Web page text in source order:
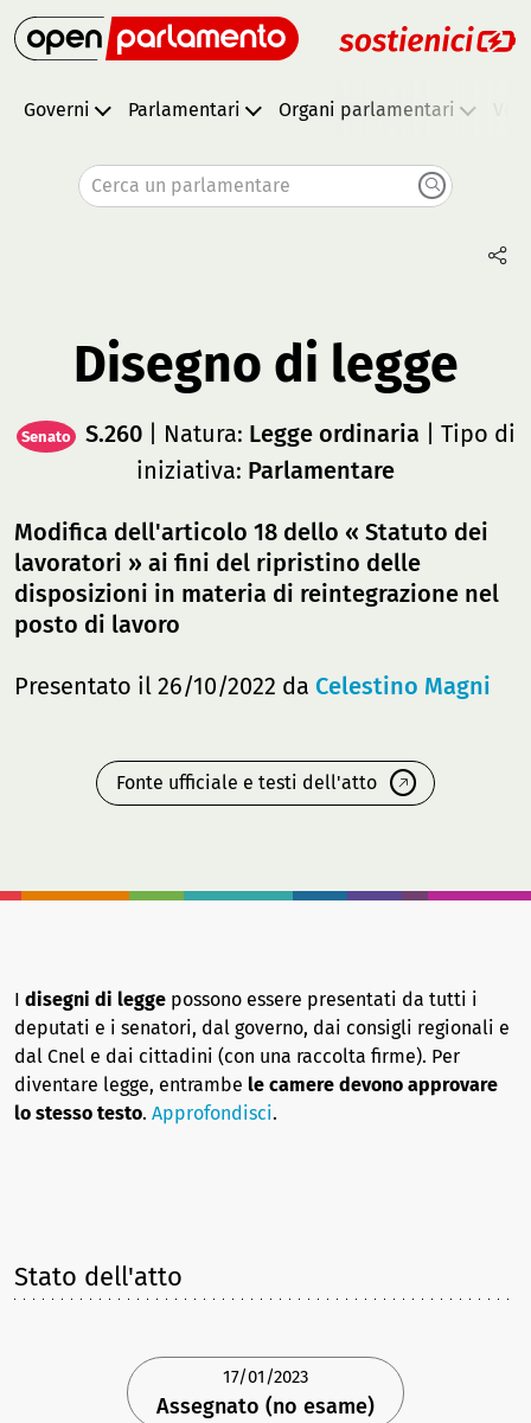
Governi Parlamentari Organi parlamentari
Cerca un parlamentare
Disegno di legge
Senato S.260| Natura: Legge ordinaria | Tipo di
iniziativa: Parlamentare
Modifica dell'articolo 18 dello « Statuto dei
lavoratori » ai fini del ripristino delle
disposizioni in materia di reintegrazione nel
posto di lavoro
Presentato il 26/10/2022 da Celestino Magni
Fonte ufficiale e testi dell'atto
I disegni di legge possono essere presentati da tutti i
deputati e i senatori, dal governo, dai consigli regionali e
dal Cnel e dai cittadini (con una raccolta firme). Per
diventare legge, entrambe le camere devono approvare
lo stesso testo. Approfondisci.
Stato dell'atto
17/01/2023
Assegnato (no esame)